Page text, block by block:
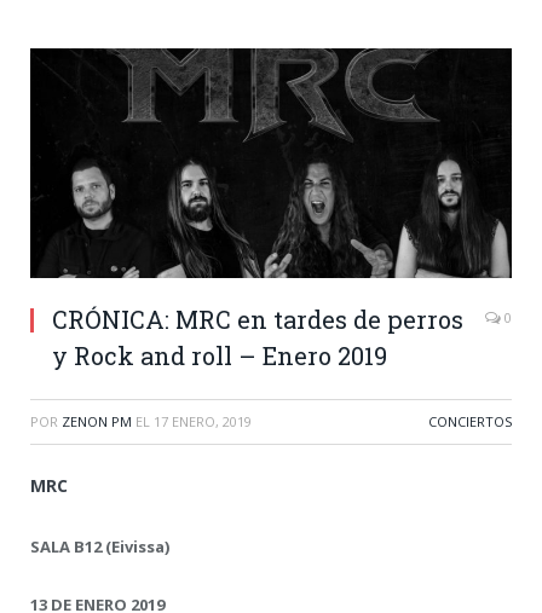
CRÓNICA: MRC en tardes de perros
y Rock and roll – Enero 2019
0
POR ZENON PM EL 17 ENERO, 2019 CONCIERTOS
MRC
SALA B12 (Eivissa)
13 DE ENERO 2019